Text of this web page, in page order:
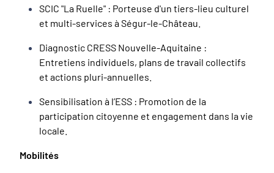
SCIC "La Ruelle" : Porteuse d'un tiers-lieu culturel
et multi-services à Ségur-le-Château.
Diagnostic CRESS Nouvelle-Aquitaine :
Entretiens individuels, plans de travail collectifs
et actions pluri-annuelles.
Sensibilisation à l’ESS : Promotion de la
participation citoyenne et engagement dans la vie
locale.
Mobilités